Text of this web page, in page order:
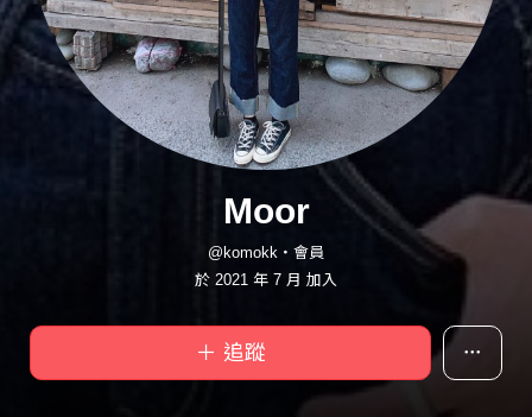
Moor
@komokk・會員
於 2021 年 7 月 加入
＋ 追蹤